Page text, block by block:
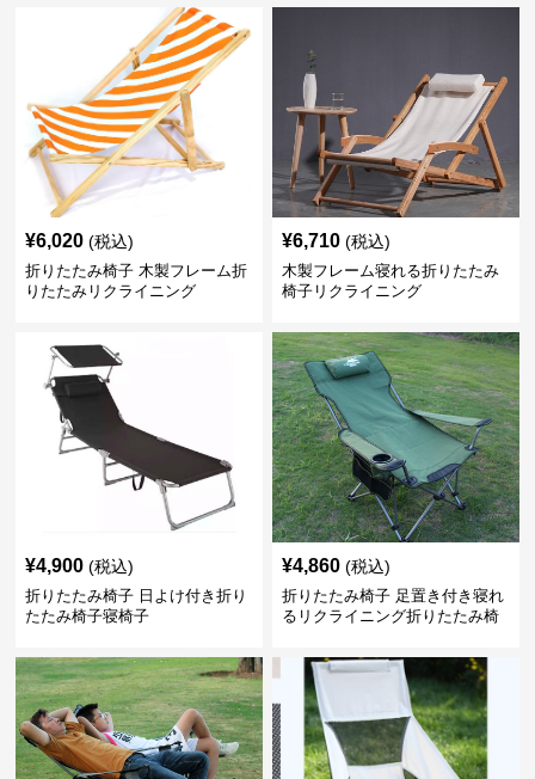
¥6,020 (税込)
折りたたみ椅子 木製フレーム折
りたたみリクライニング
¥6,710 (税込)
木製フレーム寝れる折りたたみ
椅子リクライニング
¥4,900 (税込)
折りたたみ椅子 日よけ付き折り
たたみ椅子寝椅子
¥4,860 (税込)
折りたたみ椅子 足置き付き寝れ
るリクライニング折りたたみ椅